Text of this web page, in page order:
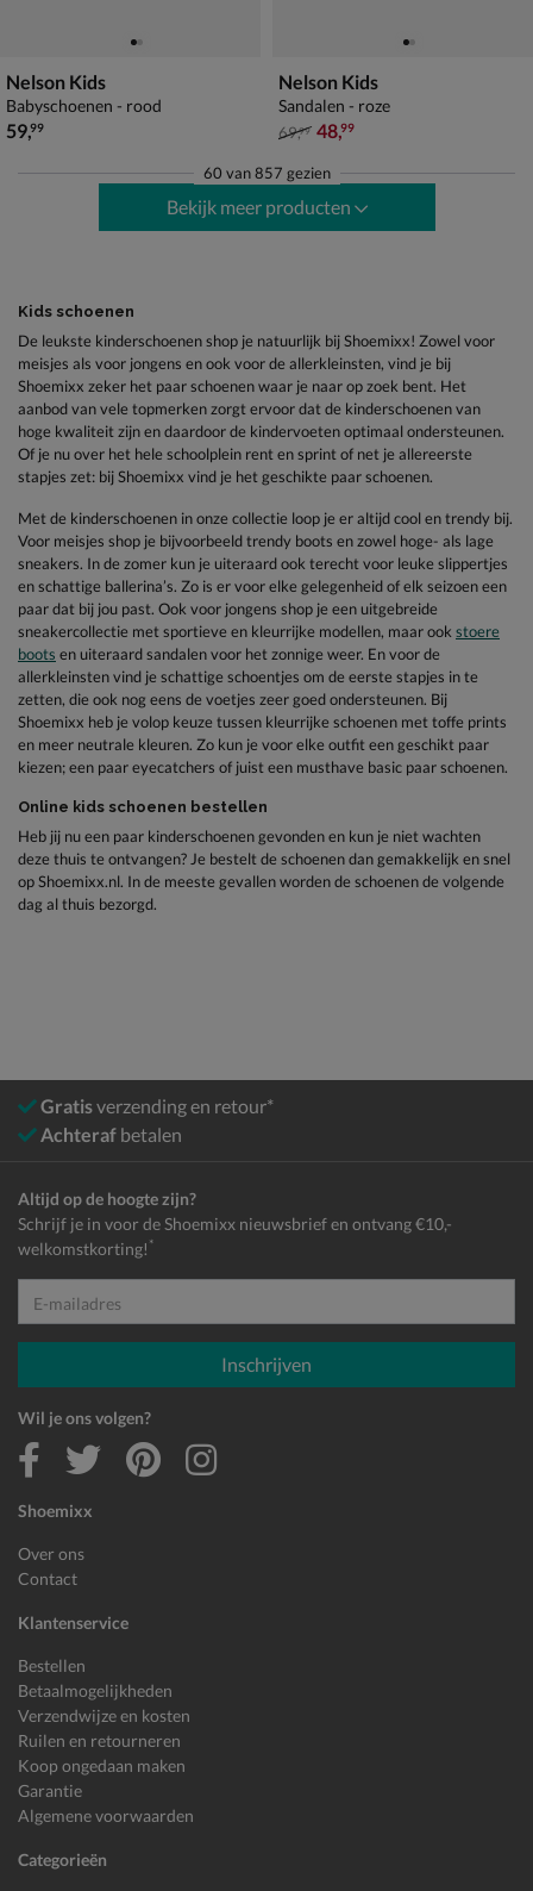
Nelson Kids
Babyschoenen - rood
€ 59,99
59,99
Nelson Kids
Sandalen - roze
van € 69,99 voor € 48,99
69,99 48,99
60 van857 gezien
Bekijk meer producten
Kids schoenen
De leukste kinderschoenen shop je natuurlijk bij Shoemixx! Zowel voor
meisjes als voor jongens en ook voor de allerkleinsten, vind je bij
Shoemixx zeker het paar schoenen waar je naar op zoek bent. Het
aanbod van vele topmerken zorgt ervoor dat de kinderschoenen van
hoge kwaliteit zijn en daardoor de kindervoeten optimaal ondersteunen.
Of je nu over het hele schoolplein rent en sprint of net je allereerste
stapjes zet: bij Shoemixx vind je het geschikte paar schoenen.
Met de kinderschoenen in onze collectie loop je er altijd cool en trendy bij.
Voor meisjes shop je bijvoorbeeld trendy boots en zowel hoge- als lage
sneakers. In de zomer kun je uiteraard ook terecht voor leuke slippertjes
en schattige ballerina’s. Zo is er voor elke gelegenheid of elk seizoen een
paar dat bij jou past. Ook voor jongens shop je een uitgebreide
sneakercollectie met sportieve en kleurrijke modellen, maar ookstoere
boots en uiteraard sandalen voor het zonnige weer. En voor de
allerkleinsten vind je schattige schoentjes om de eerste stapjes in te
zetten, die ook nog eens de voetjes zeer goed ondersteunen. Bij
Shoemixx heb je volop keuze tussen kleurrijke schoenen met toffe prints
en meer neutrale kleuren. Zo kun je voor elke outfit een geschikt paar
kiezen; een paar eyecatchers of juist een musthave basic paar schoenen.
Online kids schoenen bestellen
Heb jij nu een paar kinderschoenen gevonden en kun je niet wachten
deze thuis te ontvangen? Je bestelt de schoenen dan gemakkelijk en snel
op Shoemixx.nl. In de meeste gevallen worden de schoenen de volgende
dag al thuis bezorgd.
Gratisverzending en retour*
Achteraf betalen
Shoemixx
Over ons
Contact
Klantenservice
Bestellen
Betaalmogelijkheden
Verzendwijze en kosten
Ruilen en retourneren
Koop ongedaan maken
Garantie
Algemene voorwaarden
Categorieën
Altijd op de hoogte zijn?
Schrijf je in voor de Shoemixx nieuwsbrief en ontvang €10,-
welkomstkorting! *
E-mailadres
Inschrijven
Wil je ons volgen?